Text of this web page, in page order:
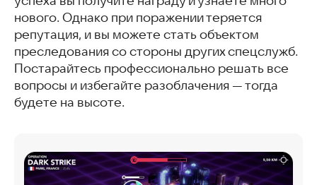
нового. Однако при поражении теряется
репутация, и вы можете стать объектом
преследования со стороны других спецслужб.
Постарайтесь профессионально решать все
вопросы и избегайте разоблачения — тогда
будете на высоте.